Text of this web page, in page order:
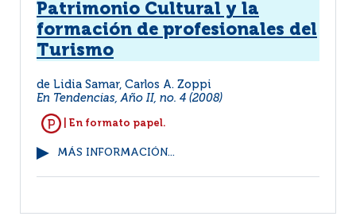
Patrimonio Cultural y la
formación de profesionales del
Turismo
de Lidia Samar, Carlos A. Zoppi
En Tendencias, Año II, no. 4 (2008)
| En formato papel.
MÁS INFORMACIÓN...